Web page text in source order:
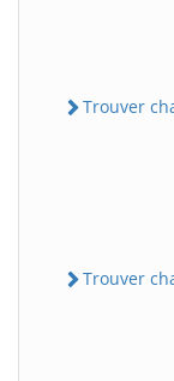
Trouver
Trouver